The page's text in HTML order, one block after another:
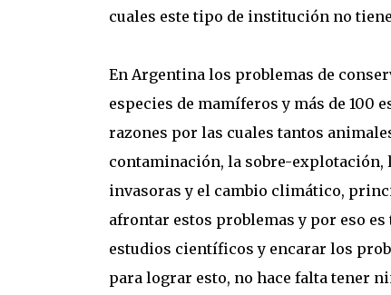
cuales este tipo de institución no
En Argentina los problemas de
especies de mamíferos y más de 100
razones por las cuales tantos
contaminación, la sobre-explotación,
invasoras y el cambio climático,
afrontar estos problemas y por eso
estudios científicos y encarar los
para lograr esto, no hace falta tener